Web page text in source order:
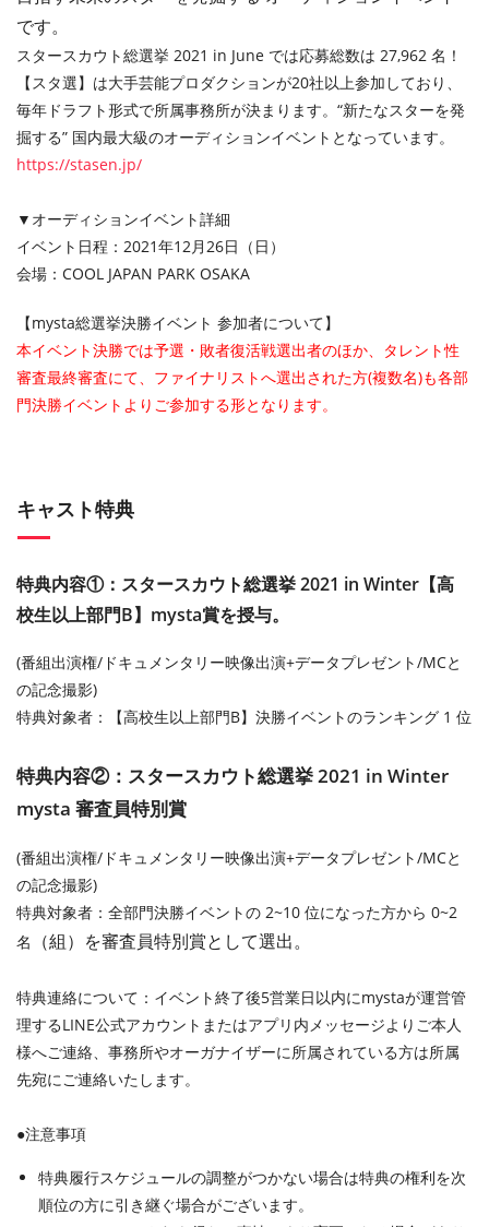
です。
スタースカウト総選挙 2021 in June では応募総数は 27,962 名！
【スタ選】は大手芸能プロダクションが20社以上参加しており、
毎年ドラフト形式で所属事務所が決まります。 “新たなスターを発
掘する” 国内最大級のオーディションイベントとなっています。
https://stasen.jp/
▼オーディションイベント詳細
イベント日程：2021年12月26日（日）
会場：COOL JAPAN PARK OSAKA
【mysta総選挙決勝イベント 参加者について】
本イベント決勝では予選・敗者復活戦選出者のほか、タレント性
審査最終審査にて、ファイナリストへ選出された方(複数名)も各部
門決勝イベントよりご参加する形となります。
キャスト特典
特典内容①：スタースカウト総選挙 2021 in Winter【高
校生以上部門B】mysta賞を授与。
(番組出演権/ドキュメンタリー映像出演+データプレゼント/MCと
の記念撮影)
特典対象者：【高校生以上部門B】決勝イベントのランキング 1 位
特典内容②：スタースカウト総選挙 2021 in Winter
mysta 審査員特別賞
(番組出演権/ドキュメンタリー映像出演+データプレゼント/MCと
の記念撮影)
特典対象者：全部門決勝イベントの 2~10 位になった方から 0~2
名
（組） を審査員特別賞として選出。
特典連絡について：イベント終了後5営業日以内にmystaが運営管
理するLINE公式アカウントまたはアプリ内メッセージよりご本人
様へご連絡、事務所やオーガナイザーに所属されている方は所属
先宛にご連絡いたします。
●注意事項
特典履行スケジュールの調整がつかない場合は特典の権利を次
順位の方に引き継ぐ場合がございます。